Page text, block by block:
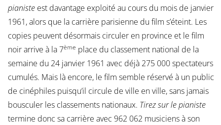
pianisteest davantage exploité au cours du mois de janvier
1961, alors que la carrière parisienne du film s’éteint. Les
copies peuvent désormais circuler en province et le film
noir arrive à la 7ème place du classement national de la
semaine du 24 janvier 1961 avec déjà 275 000 spectateurs
cumulés. Mais là encore, le film semble réservé à un public
de cinéphiles puisqu’il circule de ville en ville, sans jamais
bousculer les classements nationaux. Tirez sur le pianiste
termine donc sa carrière avec 962 062 musiciens à son